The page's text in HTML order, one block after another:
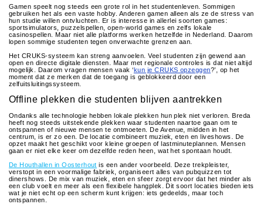
Musea, theaters & podia
Uitjes & activiteiten
Studentenroutes
Natuurgebieden
Party pics
Eten
Drinken
Slapen
Recreatief
Winkels
Winkelgebieden
Gamen speelt nog steeds een grote rol in het studentenleven. Sommigen
gebruiken het als een vaste hobby. Anderen gamen alleen als ze de stress van
hun studie willen ontvluchten. Er is interesse in allerlei soorten games:
sportsimulators, puzzelspellen, open-world games en zelfs lokale
casinospellen. Maar niet alle platforms werken hetzelfde in Nederland. Daarom
lopen sommige studenten tegen onverwachte grenzen aan.
Het CRUKS-systeem kan streng aanvoelen. Veel studenten zijn gewend aan
open en directe digitale diensten. Maar met regionale controles is dat niet altijd
mogelijk. Daarom vragen mensen vaak ‘kun je CRUKS opzeggen?’, op het
moment dat ze merken dat de toegang is geblokkeerd door een
zelfuitsluitingssysteem.
Offline plekken die studenten blijven aantrekken
Ondanks alle technologie hebben lokale plekken hun plek niet verloren. Breda
heeft nog steeds uitstekende plekken waar studenten naartoe gaan om te
ontspannen of nieuwe mensen te ontmoeten. De Avenue, midden in het
centrum, is er zo een. De locatie combineert muziek, eten en liveshows. De
opzet maakt het geschikt voor kleine groepen of lastminuteplannen. Mensen
gaan er niet elke keer om dezelfde reden heen, wat het spontaan houdt.
De Houthallen in Oosterhout is een ander voorbeeld. Deze trekpleister,
verstopt in een voormalige fabriek, organiseert alles van pubquizzen tot
dinershows. De mix van muziek, eten en sfeer zorgt ervoor dat het minder als
een club voelt en meer als een flexibele hangplek. Dit soort locaties bieden iets
wat je niet echt op een scherm kunt krijgen: iets gedeelds, maar toch
ontspannen.